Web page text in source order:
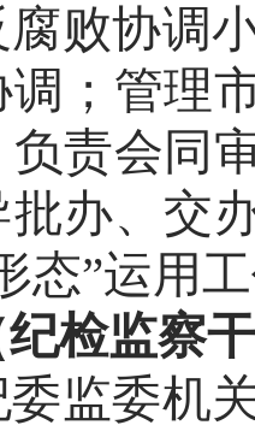
败协调
；管理
负责会同
办、交
态”运用
检监察
监委机